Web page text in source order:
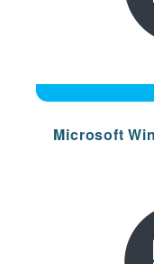
Microsoft